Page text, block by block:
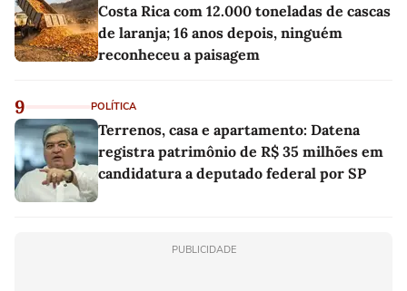
Costa Rica com 12.000 toneladas de cascas
de laranja; 16 anos depois, ninguém
reconheceu a paisagem
9 POLÍTICA
Terrenos, casa e apartamento: Datena
registra patrimônio de R$ 35 milhões em
candidatura a deputado federal por SP
PUBLICIDADE